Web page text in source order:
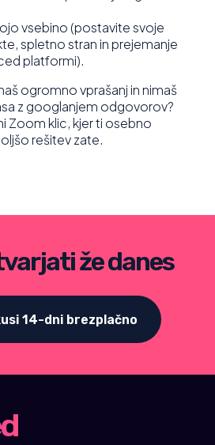
vsebino (postavite svoje
spletno stran in prejemanje
platformi).
ogromno vprašanj in nimaš
z googlanjem odgovorov?
Zoom klic, kjer ti osebno
rešitev zate.
že danes
14-dni brezplačno